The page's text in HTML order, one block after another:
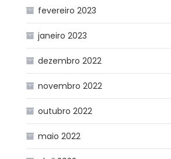
fevereiro 2023
janeiro 2023
dezembro 2022
novembro 2022
outubro 2022
maio 2022